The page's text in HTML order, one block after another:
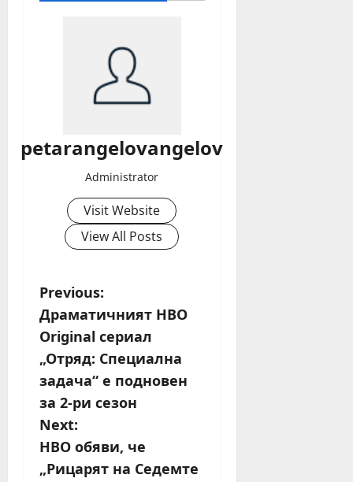
petarangelovangelov
Administrator
Visit Website
View All Posts
P
o
s
t
n
a
Previous:
Драматичният HBO
Original сериал
„Отряд: Специална
задача“ е подновен
за 2-ри сезон
Next:
HBO обяви, че
„Рицарят на Седемте